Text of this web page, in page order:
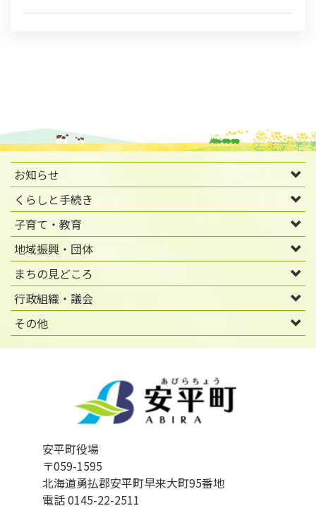
お知らせ
くらしと手続き
子育て・教育
地域振興・団体
まちの見どころ
行政組織・議会
その他
安平町役場
〒059-1595
北海道勇払郡安平町早来大町95番地
電話 0145-22-2511